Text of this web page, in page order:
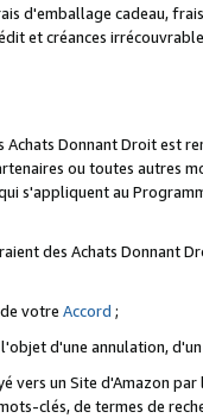
d'emballage cadeau,
et créances
Donnant Droit est
ou toutes autres
s'appliquent au
des Achats Donnant
votre Accord ;
d'une annulation,
vers un Site d'Amazon
clés, de termes de